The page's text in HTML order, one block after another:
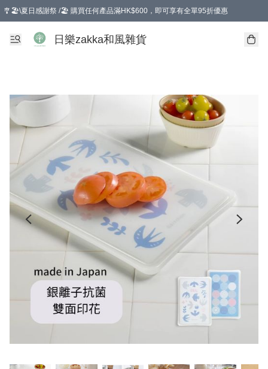
🎐🏖️\夏日感謝祭 /🏖️ 購買任何產品滿HK$600，即可享有全單95折優惠
選擇GoGoX住宅/工商地址配送，單一訂單消費購物滿HK$680(折扣後），可享有
日樂zakka和風雜貨